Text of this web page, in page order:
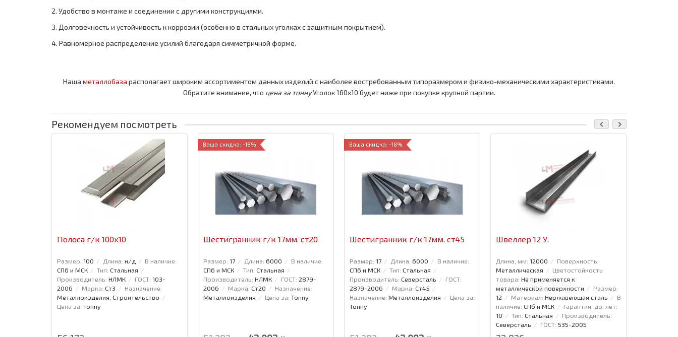
2. Удобство в монтаже и соединении с другими конструкциями.
3. Долговечность и устойчивость к коррозии (особенно в стальных уголках с защитным покрытием).
4. Равномерное распределение усилий благодаря симметричной форме.
Наша металлобаза располагает широким ассортиментом данных изделий с наиболее востребованным типоразмером и физико-механическими характеристиками.
Обратите внимание, что цена за тоннуУголок 160x10 будет ниже при покупке крупной партии.
Рекомендуем посмотреть
Полоса г/к 100x10
Размер: 100 Длина: н/д
В наличие:
СПб и МСК
Тип: Стальная
Производитель: НЛМК ГОСТ: 103-
2006
Марка: Ст3
Назначение:
Металлоизделия, Строительство
Цена за: Тонну
Ваша скидка: -18%
Шестигранник г/к 17мм. ст20
Размер: 17 Длина: 6000
В наличие:
СПб и МСК
Тип: Стальная
Производитель: НЛМК ГОСТ: 2879-
2006
Марка: Ст20
Назначение:
Металлоизделия
Цена за: Тонну
Ваша скидка: -18%
Шестигранник г/к 17мм. ст45
Размер: 17 Длина: 6000
В наличие:
СПб и МСК
Тип: Стальная
Производитель: Северсталь
ГОСТ:
2879-2006
Марка: Ст45
Назначение: Металлоизделия
Цена за:
Тонну
Швеллер 12 У.
Длина, мм: 12000
Поверхность:
Металлическая
Цветостойкость
товара: Не применяется к
металлической поверхности
Размер:
12
Материал: Нержавеющая сталь
В
наличие: СПб и МСК
Гарантия, до, лет:
10
Тип: Стальная
Производитель:
Северсталь
ГОСТ: 535-2005